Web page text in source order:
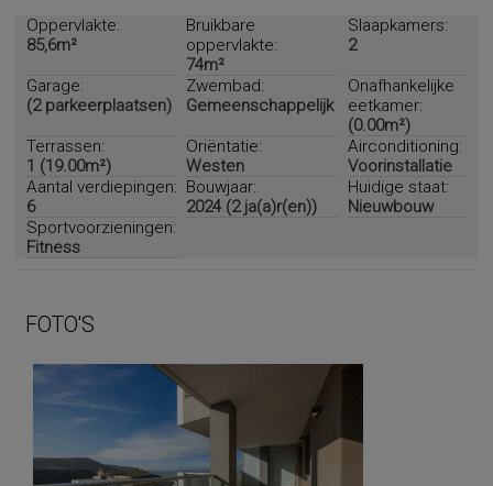
Oppervlakte:
85,6m²
Bruikbare
oppervlakte:
74m²
Slaapkamers:
2
Garage:
(2 parkeerplaatsen)
Zwembad:
Gemeenschappelijk
Onafhankelijke
eetkamer:
(0.00m²)
Terrassen:
1 (19.00m²)
Oriëntatie:
Westen
Airconditioning:
Voorinstallatie
Aantal verdiepingen:
6
Bouwjaar:
2024 (2 ja(a)r(en))
Huidige staat:
Nieuwbouw
Sportvoorzieningen:
Fitness
FOTO'S